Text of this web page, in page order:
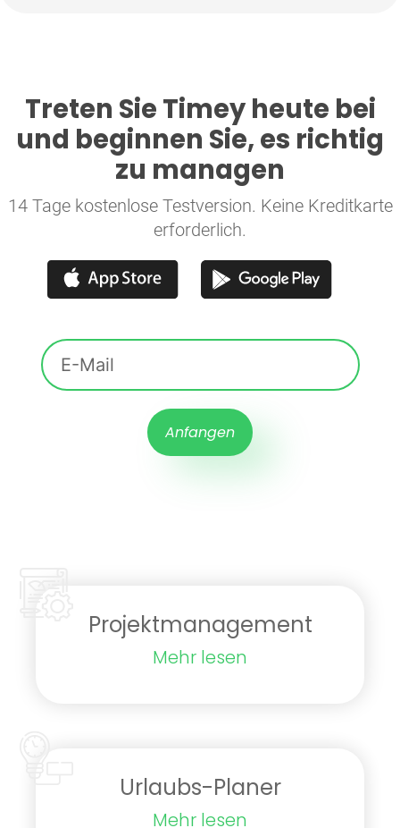
Treten Sie Timey heute bei
und beginnen Sie, es richtig
zu managen
14 Tage kostenlose Testversion. Keine Kreditkarte
erforderlich.
Anfangen
Projektmanagement
Mehr lesen
Urlaubs-Planer
Mehr lesen